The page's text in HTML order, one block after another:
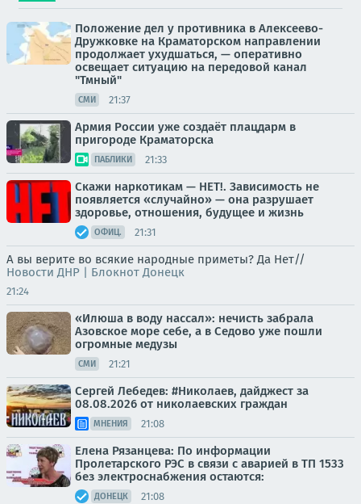
Положение дел у противника в Алексеево-
Дружковке на Краматорском направлении
продолжает ухудшаться, — оперативно
освещает ситуацию на передовой канал
"Тмный"
СМИ 21:37
Армия России уже создаёт плацдарм в
пригороде Краматорска
ПАБЛИКИ 21:33
Скажи наркотикам — НЕТ!. Зависимость не
появляется «случайно» — она разрушает
здоровье, отношения, будущее и жизнь
ОФИЦ. 21:31
А вы верите во всякие народные приметы? Да Нет//
Новости ДНР | Блокнот Донецк
21:24
«Илюша в воду нассал»: нечисть забрала
Азовское море себе, а в Седово уже пошли
огромные медузы
СМИ 21:21
Сергей Лебедев: #Николаев, дайджест за
08.08.2026 от николаевских граждан
МНЕНИЯ 21:08
Елена Рязанцева: По информации
Пролетарского РЭС в связи с аварией в ТП 1533
без электроснабжения остаются:
ДОНЕЦК 21:08